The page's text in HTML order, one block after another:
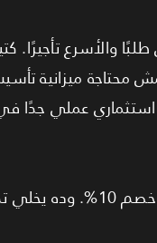
والأسرع
محتاجة ميزانية
8% أو 10% مقدم، وتقسيط